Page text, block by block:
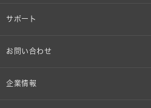
設備音響機器
サポート
個人向け製品サポート
お問い合わせ
その他、メディア 取材関連等のお問い合わ
企業情報